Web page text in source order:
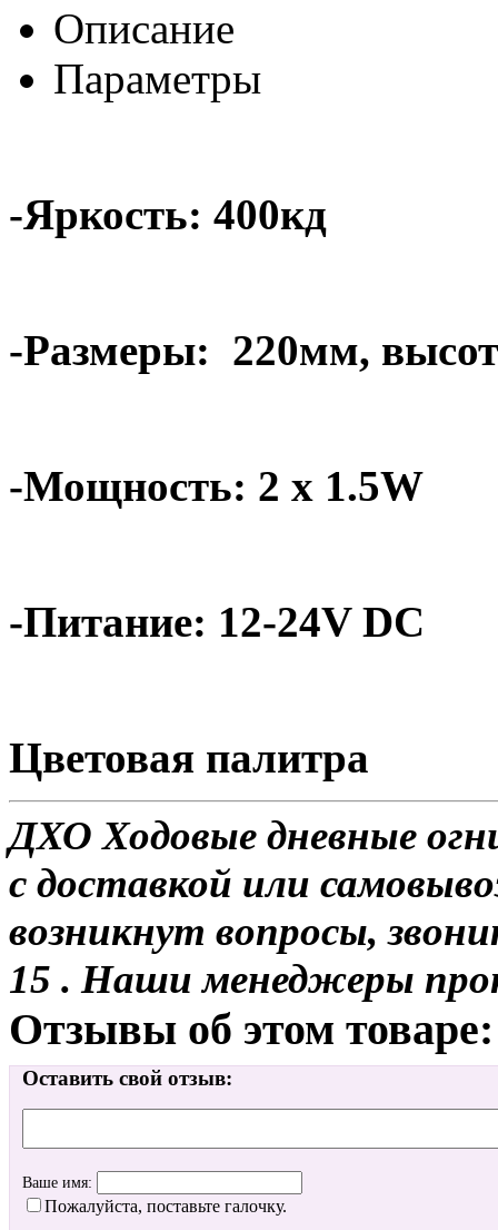
Описание
Параметры
-Яркость: 400кд
-Размеры: 220мм,
-Мощность: 2 x 1.5W
-Питание: 12-24V DC
Цветовая палитра
ДХО Ходовые дневные
с доставкой или
возникнут вопросы,
15 . Наши менеджеры
Отзывы об этом товаре:
Оставить свой отзыв:
Ваше имя:
Пожалуйста, поставьте галочку.